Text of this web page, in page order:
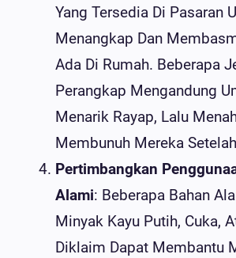
Yang Tersedia Di Pasaran
Menangkap Dan
Ada Di Rumah. Beberapa
Perangkap Mengandung
Menarik Rayap, Lalu
Membunuh Mereka
Pertimbangkan
Alami: Beberapa Bahan
Minyak Kayu Putih, Cuka,
Diklaim Dapat Membantu